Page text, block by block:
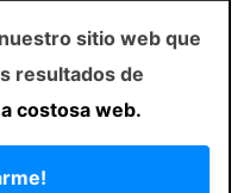
sitio web que
resultados de
costosa web.